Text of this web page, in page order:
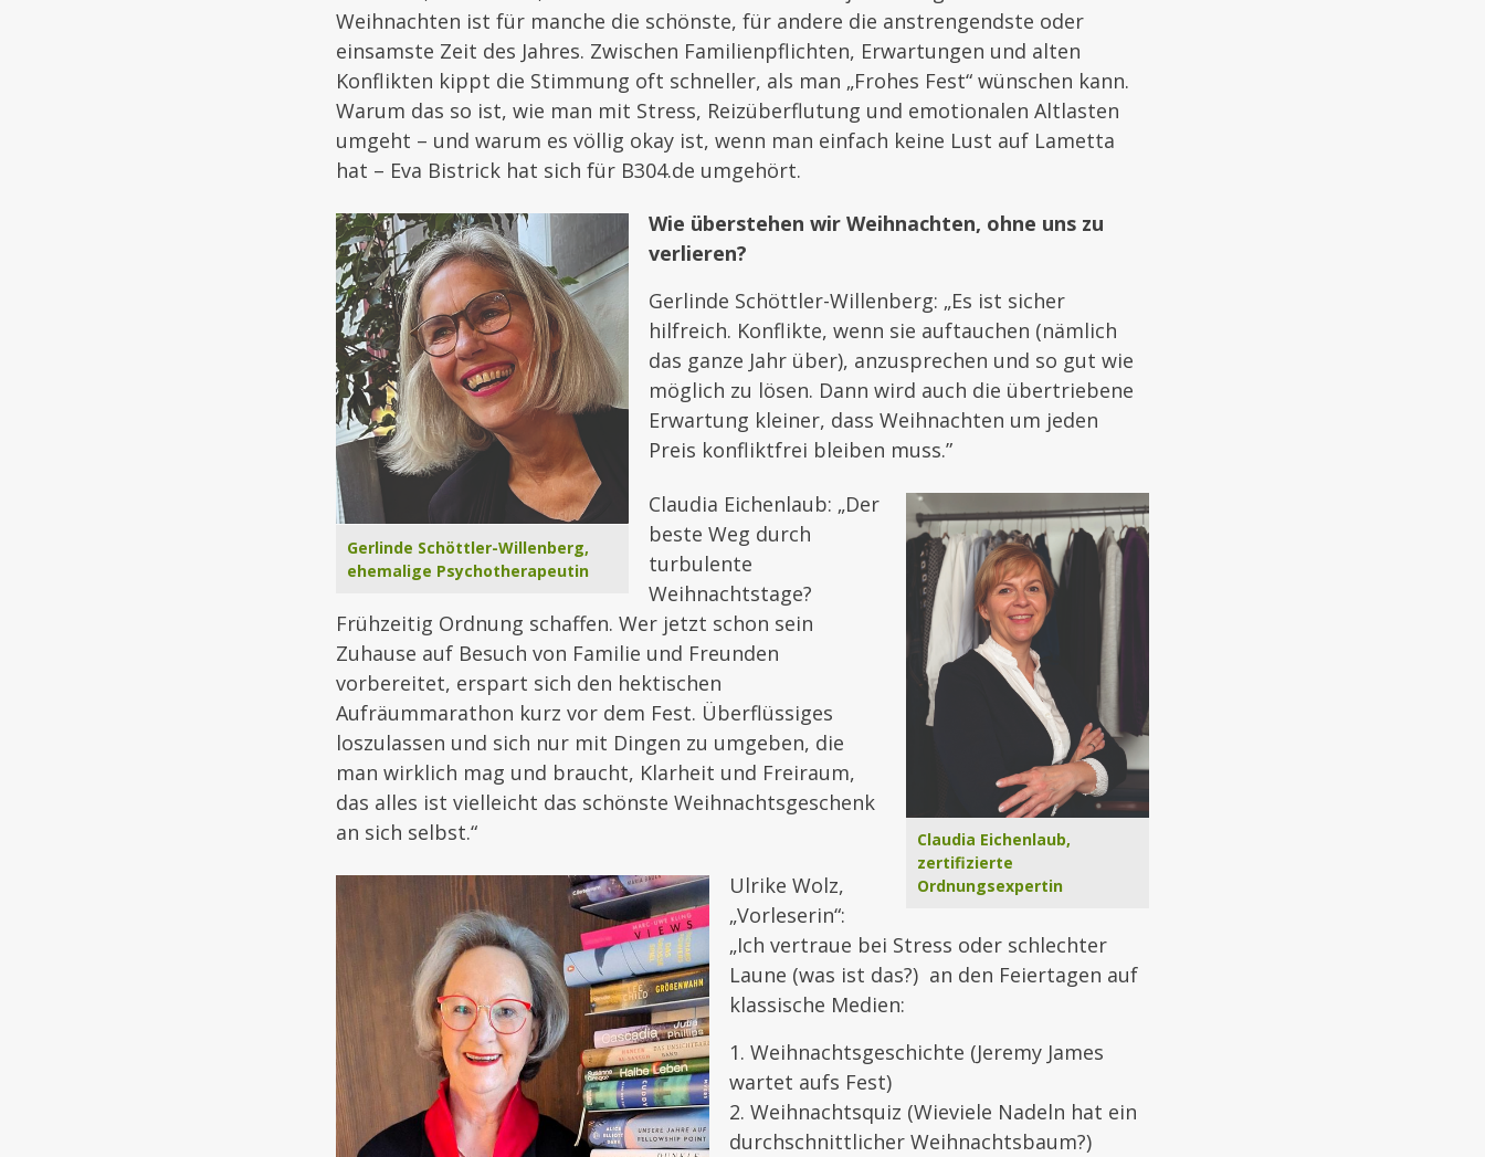
Weihnachten ist für manche die schönste, für andere die anstrengendste oder
einsamste Zeit des Jahres. Zwischen Familienpflichten, Erwartungen und alten
Konflikten kippt die Stimmung oft schneller, als man „Frohes Fest“ wünschen kann.
Warum das so ist, wie man mit Stress, Reizüberflutung und emotionalen Altlasten
umgeht – und warum es völlig okay ist, wenn man einfach keine Lust auf Lametta
hat – Eva Bistrick hat sich für B304.de umgehört.
Gerlinde Schöttler-Willenberg,
ehemalige Psychotherapeutin
Wie überstehen wir Weihnachten, ohne uns zu
verlieren?
Gerlinde Schöttler-Willenberg: „Es ist sicher
hilfreich. Konflikte, wenn sie auftauchen (nämlich
das ganze Jahr über), anzusprechen und so gut wie
möglich zu lösen. Dann wird auch die übertriebene
Erwartung kleiner, dass Weihnachten um jeden
Preis konfliktfrei bleiben muss.”
Claudia Eichenlaub,
zertifizierte
Ordnungsexpertin
Claudia Eichenlaub: „Der
beste Weg durch
turbulente
Weihnachtstage?
Frühzeitig Ordnung schaffen. Wer jetzt schon sein
Zuhause auf Besuch von Familie und Freunden
vorbereitet, erspart sich den hektischen
Aufräummarathon kurz vor dem Fest. Überflüssiges
loszulassen und sich nur mit Dingen zu umgeben, die
man wirklich mag und braucht, Klarheit und Freiraum,
das alles ist vielleicht das schönste Weihnachtsgeschenk
an sich selbst.“
Ulrike Wolz,
„Vorleserin“:
„Ich vertraue bei Stress oder schlechter
Laune (was ist das?) an den Feiertagen auf
klassische Medien:
1. Weihnachtsgeschichte (Jeremy James
wartet aufs Fest)
2. Weihnachtsquiz (Wieviele Nadeln hat ein
durchschnittlicher Weihnachtsbaum?)